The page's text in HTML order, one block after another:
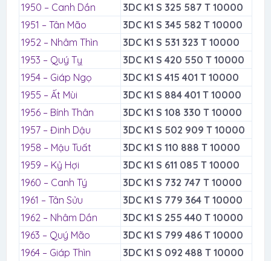
1950 – Canh Dần
3DC K1 S 325 587 T 10000
1951 – Tân Mão
3DC K1 S 345 582 T 10000
1952 – Nhâm Thìn
3DC K1 S 531 323 T 10000
1953 – Quý Tỵ
3DC K1 S 420 550 T 10000
1954 – Giáp Ngọ
3DC K1 S 415 401 T 10000
1955 – Ất Mùi
3DC K1 S 884 401 T 10000
1956 – Bính Thân
3DC K1 S 108 330 T 10000
1957 – Đinh Dậu
3DC K1 S 502 909 T 10000
1958 – Mậu Tuất
3DC K1 S 110 888 T 10000
1959 – Kỷ Hợi
3DC K1 S 611 085 T 10000
1960 – Canh Tý
3DC K1 S 732 747 T 10000
1961 – Tân Sửu
3DC K1 S 779 364 T 10000
1962 – Nhâm Dần
3DC K1 S 255 440 T 10000
1963 – Quý Mão
3DC K1 S 799 486 T 10000
1964 – Giáp Thìn
3DC K1 S 092 488 T 10000